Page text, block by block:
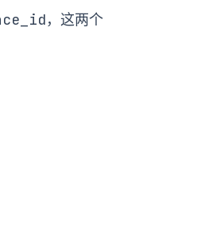
，这两个